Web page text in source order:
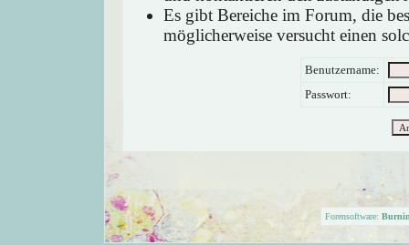
Es gibt Bereiche im Forum, die
möglicherweise versucht einen
Benutzername:
Passwort:
Forensoftware: